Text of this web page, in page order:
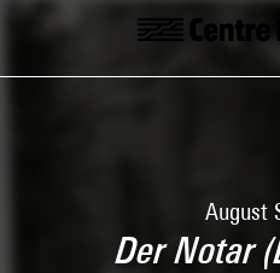
Skip to main content
Centre Pompidou
August
Der Notar